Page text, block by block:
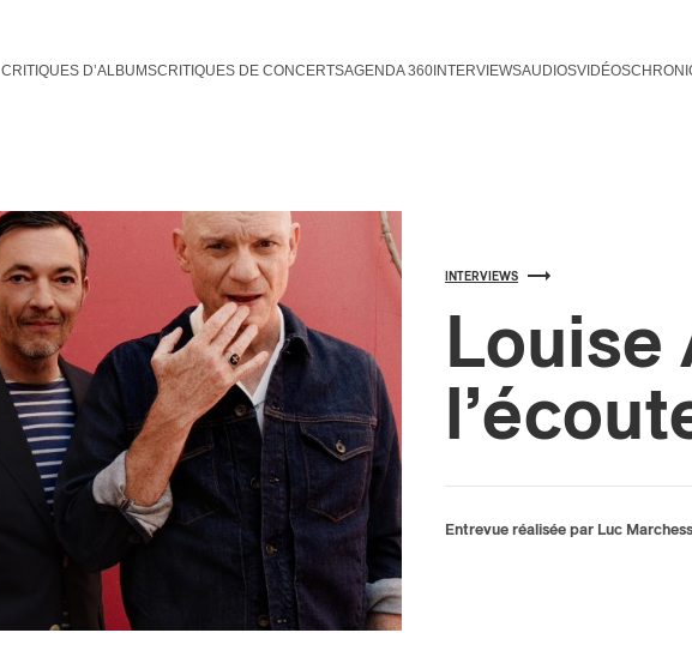
CRITIQUES D’ALBUMSCRITIQUES DE CONCERTSAGENDA 360INTERVIEWSAUDIOSVIDÉOS
INTERVIEWS
Louise
Entrevue réalisée par Luc